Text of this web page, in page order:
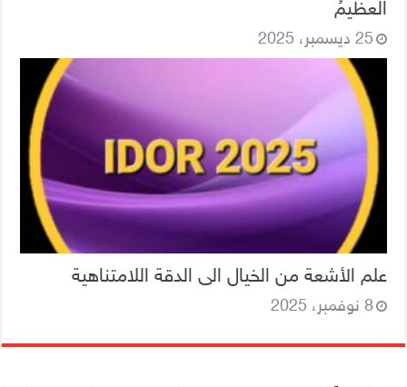
العظيمُ
25 ديسمبر، 2025
علم الأشعة من الخيال الى الدقة اللامتناهية
8 نوفمبر، 2025